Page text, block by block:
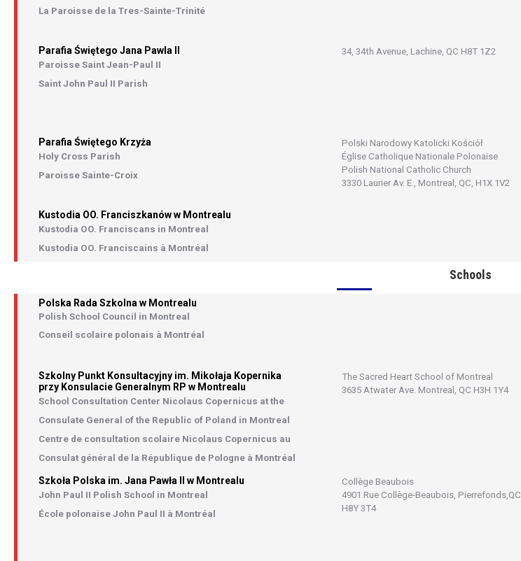
La Paroisse de la Tres-Sainte-Trinité
Parafia Świętego Jana Pawla II
Paroisse Saint Jean-Paul II
Saint John Paul II Parish
34, 34th Avenue, Lachine, QC H8T 1Z2
Parafia Świętego Krzyża
Holy Cross Parish
Paroisse Sainte-Croix
Polski Narodowy Katolicki Kościół
Église Catholique Nationale Polonaise
Polish National Catholic Church
3330 Laurier Av. E., Montreal, QC, H1X 1V2
Kustodia OO. Franciszkanów w Montrealu
Kustodia OO. Franciscans in Montreal
Kustodia OO. Franciscains à Montréal
Schools
Polska Rada Szkolna w Montrealu
Polish School Council in Montreal
Conseil scolaire polonais à Montréal
Szkolny Punkt Konsultacyjny im. Mikołaja Kopernika
przy Konsulacie Generalnym RP w Montrealu
School Consultation Center Nicolaus Copernicus at the
Consulate General of the Republic of Poland in Montreal
Centre de consultation scolaire Nicolaus Copernicus au
Consulat général de la République de Pologne à Montréal
The Sacred Heart School of Montreal
3635 Atwater Ave. Montreal, QC H3H 1Y4
Szkoła Polska im. Jana Pawła II w Montrealu
John Paul II Polish School in Montreal
École polonaise John Paul II à Montréal
Collège Beaubois
4901 Rue Collège-Beaubois, Pierrefonds,QC
H8Y 3T4